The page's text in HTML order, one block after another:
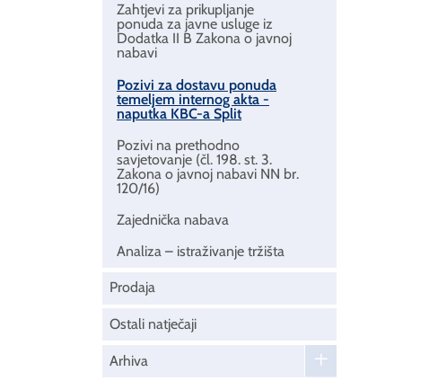
Zahtjevi za prikupljanje
ponuda za javne usluge iz
Dodatka II B Zakona o javnoj
nabavi
Pozivi za dostavu ponuda
temeljem internog akta -
naputka KBC-a Split
Pozivi na prethodno
savjetovanje (čl. 198. st. 3.
Zakona o javnoj nabavi NN br.
120/16)
Zajednička nabava
Analiza – istraživanje tržišta
Prodaja
Ostali natječaji
Arhiva